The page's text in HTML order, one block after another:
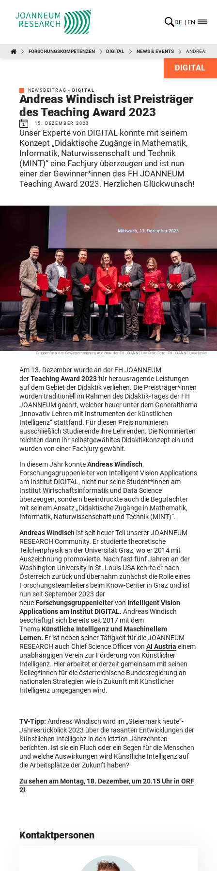
DE EN
FORSCHUNGSKOMPETENZEN DIGITAL NEWS & EVENTS ANDREAS
DIGITAL
NEWSBEITRAG - DIGITAL
Andreas Windisch ist Preisträger
des Teaching Award 2023
15. DEZEMBER 2023
Unser Experte von DIGITAL konnte mit seinem
Konzept „Didaktische Zugänge in Mathematik,
Informatik, Naturwissenschaft und Technik
(MINT)“ eine Fachjury überzeugen und ist nun
einer der Gewinner*innen des FH JOANNEUM
Teaching Award 2023. Herzlichen Glückwunsch!
Gruppenfoto der Gewinner*innen im Audimax der FH JOANNEUM Graz. Foto: FH JOANNEUM/Hasler
Am 13. Dezember wurde an der FH JOANNEUM
derTeaching Award 2023für herausragende Leistungen
auf dem Gebiet der Didaktik verliehen. Die Preisträger*innen
wurden traditionell im Rahmen des Didaktik-Tages der FH
JOANNEUM geehrt, welcher heuer unter dem Generalthema
„Innovativ Lehren mit Instrumenten der künstlichen
Intelligenz“ stattfand. Für diesen Preis nominieren
ausschließlich Studierende ihre Lehrenden. Die Nominierten
reichten dann ihr selbstgewähltes Didaktikkonzept ein und
wurden von einer Fachjury gewählt.
In diesem Jahr konnteAndreas Windisch,
Forschungsgruppenleiter von Intelligent Vision Applications
am Institut DIGITAL, nicht nur seine Student*innen am
Institut Wirtschaftsinformatik und Data Science
überzeugen, sondern beeindruckte auch die Begutachter
mit seinem Ansatz „Didaktische Zugänge in Mathematik,
Informatik, Naturwissenschaft und Technik (MINT)“.
Andreas Windisch ist seit heuer Teil unserer JOANNEUM
RESEARCH Community. Er studierte theoretische
Teilchenphysik an der Universität Graz, wo er 2014 mit
Auszeichnung promovierte. Nach fast fünf Jahren an der
Washington University in St. Louis USA kehrte er nach
Österreich zurück und übernahm zunächst die Rolle eines
Forschungsteamleiters beim Know-Center in Graz und ist
nun seit September 2023 der
neueForschungsgruppenleitervon Intelligent Vision
Applications am Institut DIGITAL. Andreas Windisch
beschäftigt sich bereits seit 2017 mit dem
Thema Künstliche Intelligenz und Maschinellem
Lernen. Er ist neben seiner Tätigkeit für die JOANNEUM
RESEARCH auch Chief Science Officer von AI Austria einem
unabhängigen Verein zur Förderung von Künstlicher
Intelligenz. Hier arbeitet er derzeit gemeinsam mit seinen
Kolleg*innen für die österreichische Bundesregierung an
nationalen Strategien wie in Zukunft mit Künstlicher
Intelligenz umgegangen wird.
TV-Tipp: Andreas Windisch wird im „Steiermark heute“-
Jahresrückblick 2023 über die rasanten Entwicklungen der
Künstlichen Intelligenz in den letzten Jahrzehnten
berichten. Ist sie ein Fluch oder ein Segen für die Menschen
und welche Auswirkungen wird Künstliche Intelligenz auf
die Arbeitsplätze der Zukunft haben?
Zu sehen am Montag, 18. Dezember, um 20.15 Uhr in ORF
2!
Kontaktpersonen